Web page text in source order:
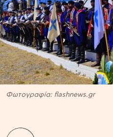
Φωτογραφία: flashnews.gr